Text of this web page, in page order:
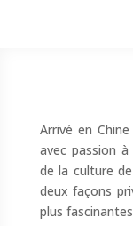
Arrivé en
avec passion
de la culture
deux façons
plus